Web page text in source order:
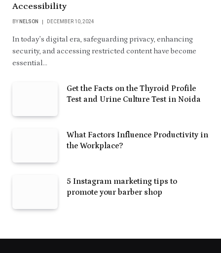
Accessibility
BY NELSON DECEMBER 10, 2024
In today’s digital era, safeguarding privacy, enhancing
security, and accessing restricted content have become
essential…
Get the Facts on the Thyroid Profile
Test and Urine Culture Test in Noida
What Factors Influence Productivity in
the Workplace?
5 Instagram marketing tips to
promote your barber shop